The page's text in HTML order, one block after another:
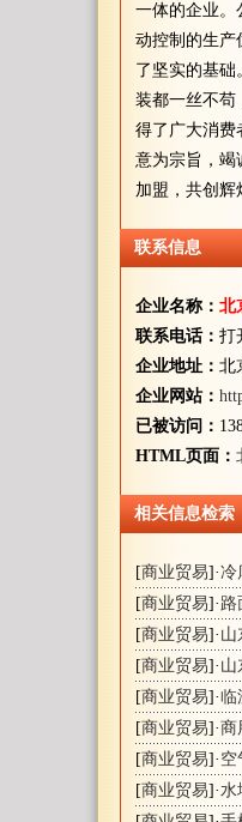
一体的企业。
动控制的生产
了坚实的基
装都一丝不苟
得了广大消
意为宗旨，竭
加盟，共创辉
联系信息
企业名称： 北
联系电话： 打
企业地址： 北
企业网站：
已被访问：
HTML页面：
相关信息检索
[商业贸易]·冷
[商业贸易]· 路
[商业贸易]· 山
[商业贸易]· 山
[商业贸易]·临
[商业贸易]·商
[商业贸易]· 空
[商业贸易]·水